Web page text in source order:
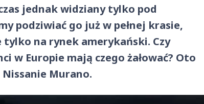
jednak widziany tylko pod
podziwiać go już w pełnej krasie,
tylko na rynek amerykański. Czy
w Europie mają czego żałować? Oto
Murano.